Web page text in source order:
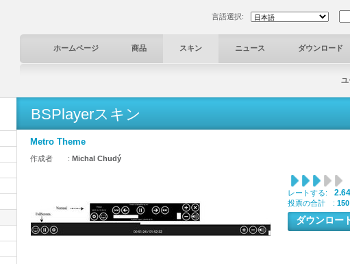
言語選択:
ホームページ 商品 スキン ニュース ダウンロード
BSPlayerスキン
Metro Theme
作成者 : Michal Chudý
レートする: 2.64
投票の合計 : 150
ダウンロー